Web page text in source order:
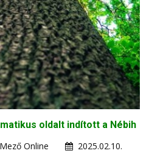
oldalt indított a Nébih
Online
2025.02.10.